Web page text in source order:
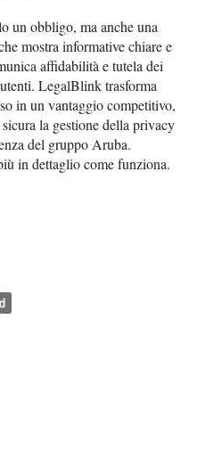
un obbligo, ma anche una
mostra informative chiare e
affidabilità e tutela dei
LegalBlink trasforma
in un vantaggio competitivo,
la gestione della privacy
del gruppo Aruba.
in dettaglio come funziona.